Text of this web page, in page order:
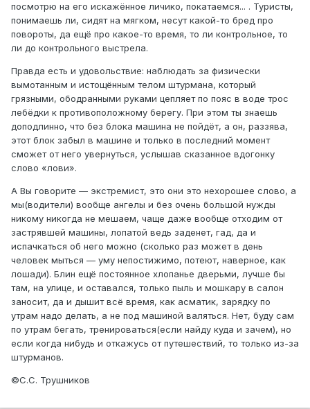
посмотрю на его искажённое личико, покатаемся... . Туристы,
понимаешь ли, сидят на мягком, несут какой-то бред про
повороты, да ещё про какое-то время, то ли контрольное, то
ли до контрольного выстрела.
Правда есть и удовольствие: наблюдать за физически
вымотанным и истощённым телом штурмана, который
грязными, ободранными руками цепляет по пояс в воде трос
лебёдки к противоположному берегу. При этом ты знаешь
доподлинно, что без блока машина не пойдёт, а он, раззява,
этот блок забыл в машине и только в последний момент
сможет от него увернуться, услышав сказанное вдогонку
слово «лови».
А Вы говорите — экстремист, это они это нехорошее слово, а
мы(водители) вообще ангелы и без очень большой нужды
никому никогда не мешаем, чаще даже вообще отходим от
застрявшей машины, лопатой ведь заденет, гад, да и
испачкаться об него можно (сколько раз может в день
человек мыться — уму непостижимо, потеют, наверное, как
лошади). Блин ещё постоянное хлопанье дверьми, лучше бы
там, на улице, и оставался, только пыль и мошкару в салон
заносит, да и дышит всё время, как асматик, зарядку по
утрам надо делать, а не под машиной валяться. Нет, буду сам
по утрам бегать, тренироваться(если найду куда и зачем), но
если когда нибудь и откажусь от путешествий, то только из-за
штурманов.
©С.С. Трушников